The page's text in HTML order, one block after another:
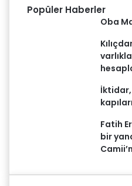
Popüler Haberler
Oba
İktidar,
Fatih
bir